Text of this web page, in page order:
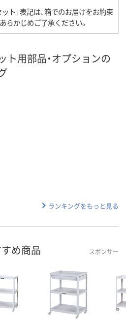
ト」表記は、箱でのお届けをお約束
らかじめご了承ください。
ト用部品・オプションの
ランキングをもっと見る
め商品 スポンサー